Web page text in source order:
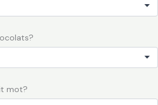
mot?